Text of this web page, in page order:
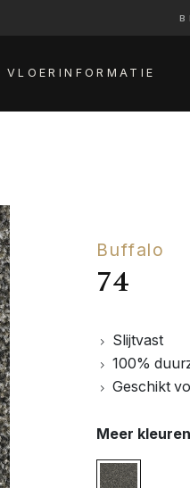
VLOERINFORMATIE
Buffalo
74
Slijtvast
100%
Geschikt
Meer kleuren